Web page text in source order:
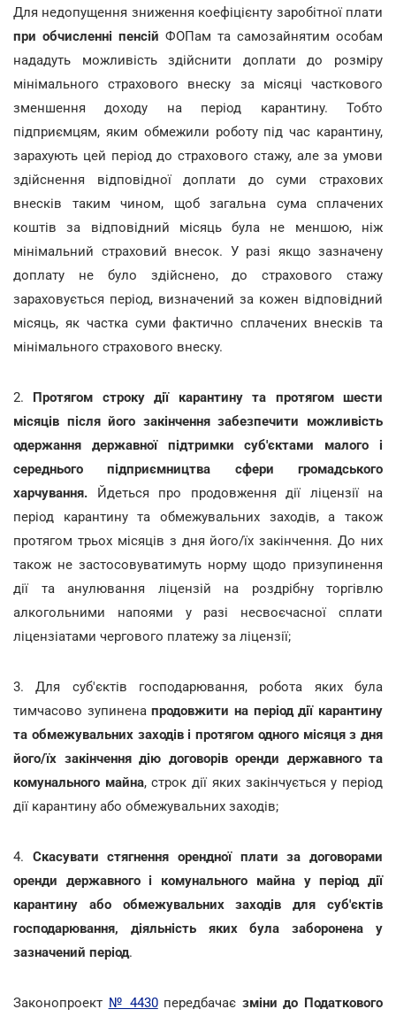
Для недопущення зниження коефіцієнту заробітної плати
при обчисленні пенсій ФОПам та самозайнятим особам
нададуть можливість здійснити доплати до розміру
мінімального страхового внеску за місяці часткового
зменшення доходу на період карантину. Тобто
підприємцям, яким обмежили роботу під час карантину,
зарахують цей період до страхового стажу, але за умови
здійснення відповідної доплати до суми страхових
внесків таким чином, щоб загальна сума сплачених
коштів за відповідний місяць була не меншою, ніж
мінімальний страховий внесок. У разі якщо зазначену
доплату не було здійснено, до страхового стажу
зараховується період, визначений за кожен відповідний
місяць, як частка суми фактично сплачених внесків та
мінімального страхового внеску.
2. Протягом строку дії карантину та протягом шести
місяців після його закінчення забезпечити можливість
одержання державної підтримки суб'єктами малого і
середнього підприємництва сфери громадського
харчування. Йдеться про продовження дії ліцензії на
період карантину та обмежувальних заходів, а також
протягом трьох місяців з дня його/їх закінчення. До них
також не застосовуватимуть норму щодо призупинення
дії та анулювання ліцензій на роздрібну торгівлю
алкогольними напоями у разі несвоєчасної сплати
ліцензіатами чергового платежу за ліцензії;
3. Для суб'єктів господарювання, робота яких була
тимчасово зупиненапродовжити на період дії карантину
та обмежувальних заходів і протягом одного місяця з дня
його/їх закінчення дію договорів оренди державного та
комунального майна, строк дії яких закінчується у період
дії карантину або обмежувальних заходів;
4. Скасувати стягнення орендної плати за договорами
оренди державного і комунального майна у період дії
карантину або обмежувальних заходів для суб'єктів
господарювання, діяльність яких була заборонена у
зазначений період.
Законопроект № 4430передбачає зміни до Податкового